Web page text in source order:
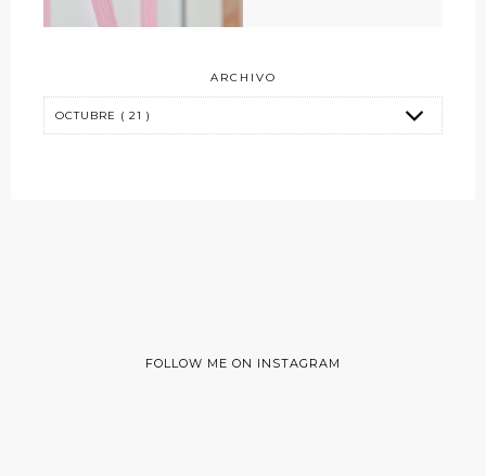
ARCHIVO
FOLLOW ME ON INSTAGRAM